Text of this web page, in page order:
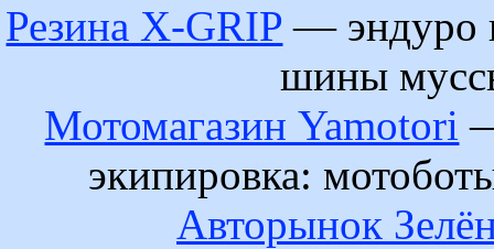
Резина X-GRIP — эндуро
шины
Мотомагазин Yamotori
экипировка:
Авторынок